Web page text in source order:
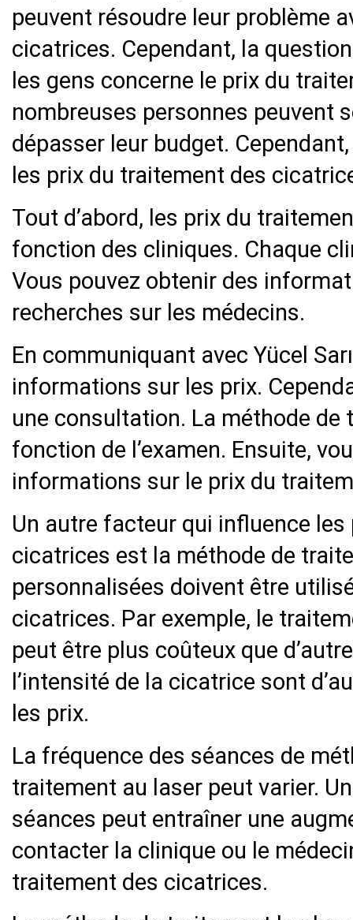
peuvent résoudre leur problème
cicatrices. Cependant, la
les gens concerne le prix du
nombreuses personnes peuvent
dépasser leur budget.
les prix du traitement des
Tout d’abord, les prix du
fonction des cliniques. Chaque
Vous pouvez obtenir des
recherches sur les médecins.
En communiquant avec Yücel
informations sur les prix.
une consultation. La méthode
fonction de l’examen. Ensuite,
informations sur le prix du
Un autre facteur qui influence
cicatrices est la méthode de
personnalisées doivent être
cicatrices. Par exemple, le
peut être plus coûteux que
l’intensité de la cicatrice sont
les prix.
La fréquence des séances de
traitement au laser peut varier.
séances peut entraîner une
contacter la clinique ou le
traitement des cicatrices.